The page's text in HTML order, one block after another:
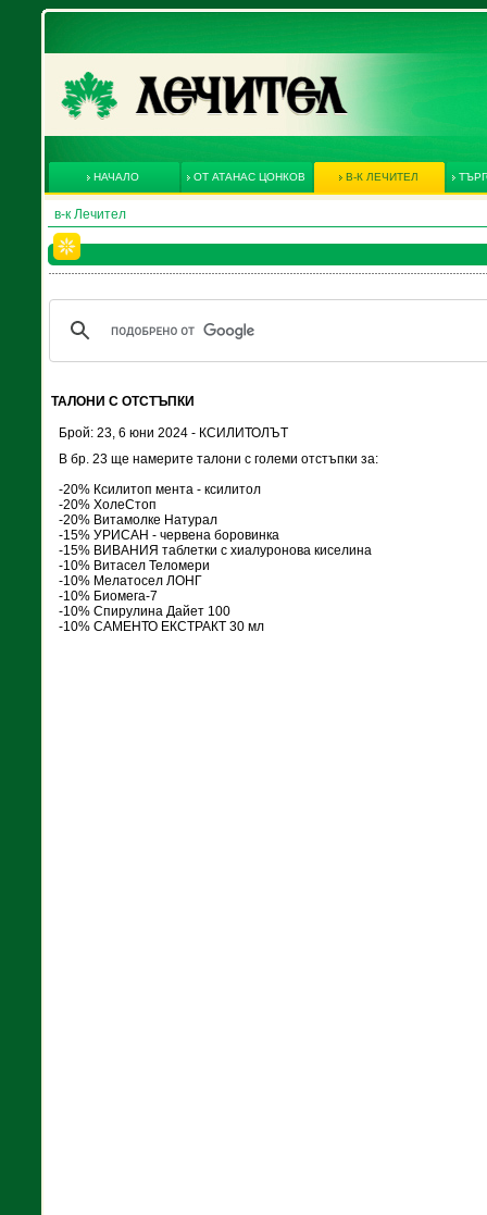
НАЧАЛО ОТ АТАНАС ЦОНКОВ В-К ЛЕЧИТЕЛ
в-к Лечител
ТАЛОНИ С ОТСТЪПКИ
Брой: 23, 6 юни 2024 - КСИЛИТОЛЪТ
В бр. 23 ще намерите талони с големи отстъпки за:
-20% Ксилитоп мента - ксилитол
-20% ХолеСтоп
-20% Витамолке Натурал
-15% УРИСАН - червена боровинка
-15% ВИВАНИЯ таблетки с хиалуронова киселина
-10% Витасел Теломери
-10% Мелатосел ЛОНГ
-10% Биомега-7
-10% Спирулина Дайет 100
-10% САМЕНТО ЕКСТРАКТ 30 мл